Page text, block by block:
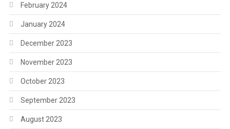
February 2024
January 2024
December 2023
November 2023
October 2023
September 2023
August 2023